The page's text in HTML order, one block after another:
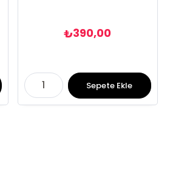
₺390,00
Sepete Ekle